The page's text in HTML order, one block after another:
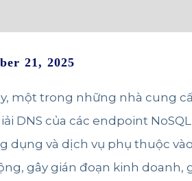
21, 2025
một trong những nhà cung
DNS của các endpoint
dụng và dịch vụ phụ thuộc
gây gián đoạn kinh